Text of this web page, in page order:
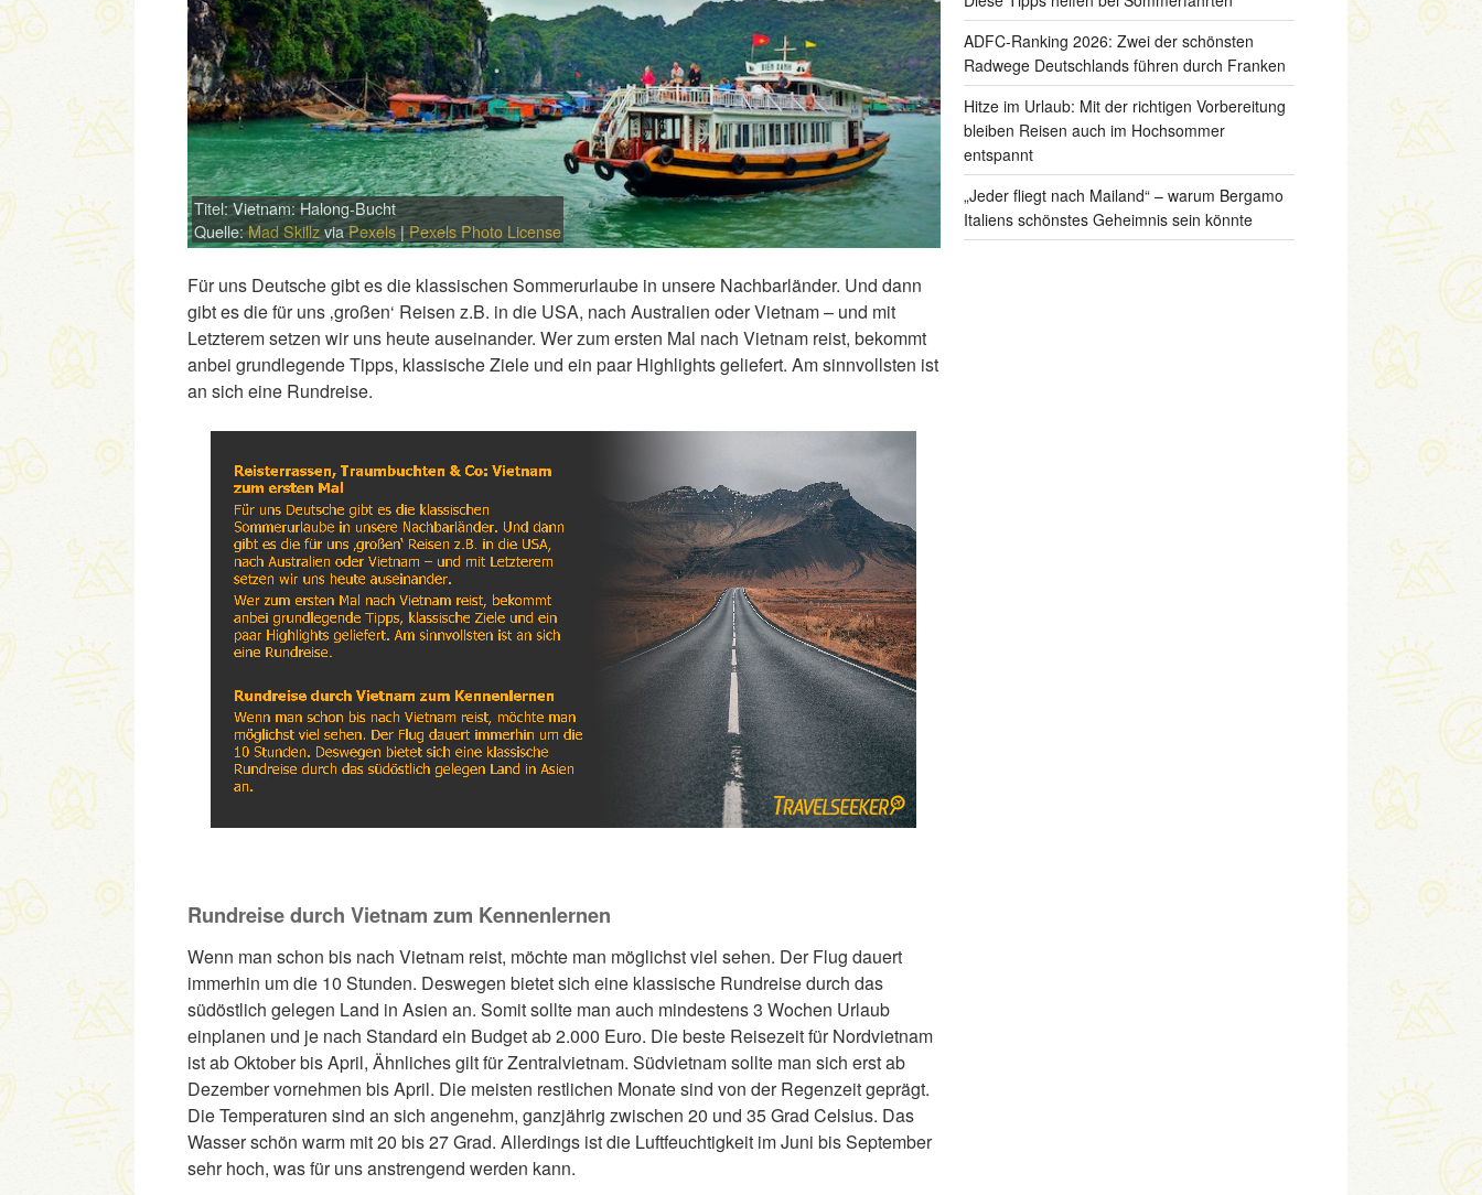
Titel: Vietnam: Halong-Bucht
Quelle:Mad SkillzviaPexels |Pexels Photo License
Für uns Deutsche gibt es die klassischen Sommerurlaube in unsere Nachbarländer. Und dann
gibt es die für uns ‚großen‘ Reisen z.B. in die USA, nach Australien oder Vietnam – und mit
Letzterem setzen wir uns heute auseinander. Wer zum ersten Mal nach Vietnam reist, bekommt
anbei grundlegende Tipps, klassische Ziele und ein paar Highlights geliefert. Am sinnvollsten ist
an sich eine Rundreise.
Rundreise durch Vietnam zum Kennenlernen
Wenn man schon bis nach Vietnam reist, möchte man möglichst viel sehen. Der Flug dauert
immerhin um die 10 Stunden. Deswegen bietet sich eine klassische Rundreise durch das
südöstlich gelegen Land in Asien an. Somit sollte man auch mindestens 3 Wochen Urlaub
einplanen und je nach Standard ein Budget ab 2.000 Euro. Die beste Reisezeit für Nordvietnam
ist ab Oktober bis April, Ähnliches gilt für Zentralvietnam. Südvietnam sollte man sich erst ab
Dezember vornehmen bis April. Die meisten restlichen Monate sind von der Regenzeit geprägt.
Die Temperaturen sind an sich angenehm, ganzjährig zwischen 20 und 35 Grad Celsius. Das
Wasser schön warm mit 20 bis 27 Grad. Allerdings ist die Luftfeuchtigkeit im Juni bis September
sehr hoch, was für uns anstrengend werden kann.
ADFC-Ranking 2026: Zwei der schönsten
Radwege Deutschlands führen durch Franken
Hitze im Urlaub: Mit der richtigen Vorbereitung
bleiben Reisen auch im Hochsommer
entspannt
„Jeder fliegt nach Mailand“ – warum Bergamo
Italiens schönstes Geheimnis sein könnte